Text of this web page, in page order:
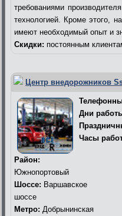
требованиями
технологией. Кроме этого,
имеют необходимый опыт и
Скидки: постоянным
Центр внедорожников
Дни
Часы
Район:
Южнопортовый
Шоссе: Варшавское
шоссе
Метро: Добрынинская